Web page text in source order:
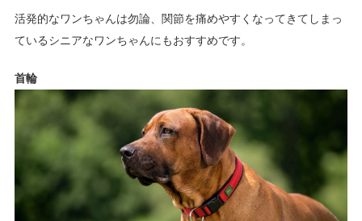
活発的なワンちゃんは勿論、関節を痛めやすくなってきてしまっ
ているシニアなワンちゃんにもおすすめです。
首輪